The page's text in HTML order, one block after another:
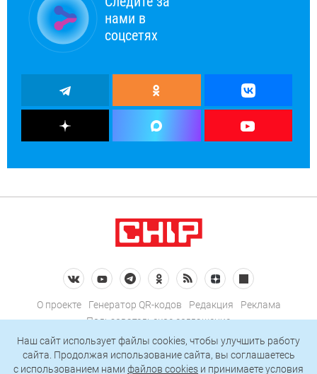
нами в
соцсетях
О проекте Генератор QR-кодов Редакция
Реклама
Пользовательское соглашение
Политика конфиденциальности
Подписаться на рассылку
Наш сайт использует файлы cookies, чтобы улучшить работу
сайта. Продолжая использование сайта, вы соглашаетесь
c использованием нами файлов cookies и принимаете условия